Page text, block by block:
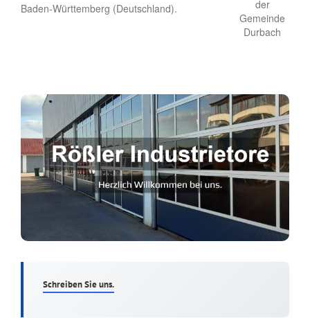
Baden-Württemberg (Deutschland).
Schreiben Sie uns.